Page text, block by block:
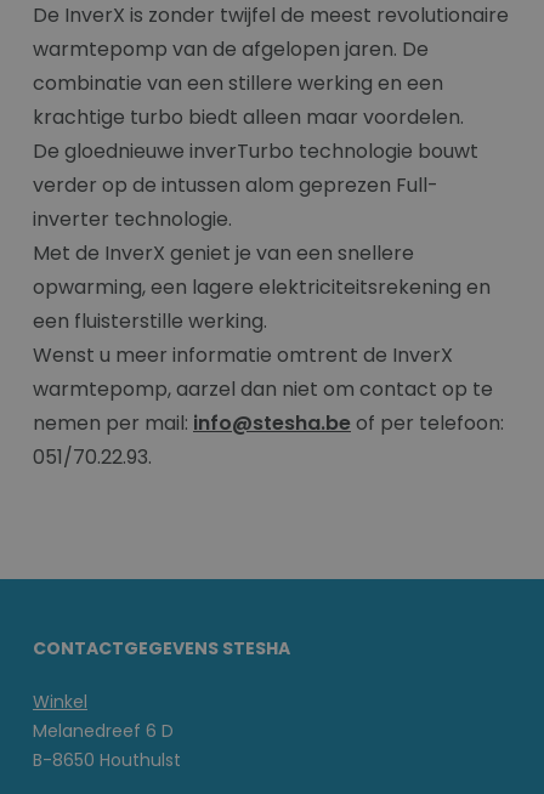
De InverX is zonder twijfel de meest revolutionaire
warmtepomp van de afgelopen jaren. De
combinatie van een stillere werking en een
krachtige turbo biedt alleen maar voordelen.
De gloednieuwe inverTurbo technologie bouwt
verder op de intussen alom geprezen Full-
inverter technologie.
Met de InverX geniet je van een snellere
opwarming, een lagere elektriciteitsrekening en
een fluisterstille werking.
Wenst u meer informatie omtrent de InverX
warmtepomp, aarzel dan niet om contact op te
nemen per mail: info@stesha.beof per telefoon:
051/70.22.93.
CONTACTGEGEVENS STESHA
Winkel
Melanedreef 6 D
B-8650 Houthulst